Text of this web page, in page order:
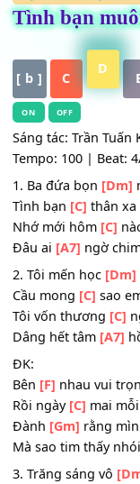
,Nhạc
Tình bạn
[ b ] C
ON
Sáng tác: Trần
Tempo: 100 |
1. Ba đứa bọn
Tình bạn [C]thân
Nhớ mới hôm[C]
Đâu ai[A7]ngờ
2. Tôi mến học
Cầu mong
Tôi vốn thương[C]
Dâng hết tâm[A7]
ĐK:
Bên[F] nhau vui